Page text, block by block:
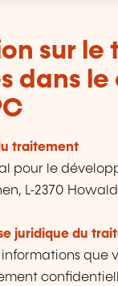
sur
dans le
traitement
pour le
L-2370
juridique du
que